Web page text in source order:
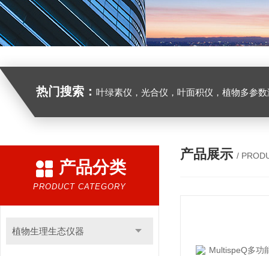
热门搜索： 叶绿素仪，光合仪，叶面积仪，植物多参数测量仪，
产品分类
PRODUCT CATEGORY
植物生理生态仪器
产品展示 /